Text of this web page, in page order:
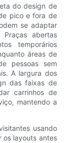
do design de
pico e fora de
se adaptar
Praças abertas
temporários
áreas de
pessoas sem
A largura dos
das faixas de
carrinhos de
mantendo a
usando
os layouts antes